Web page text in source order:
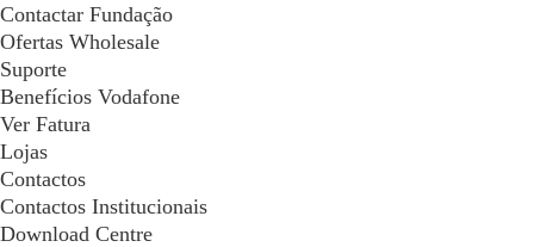
Contactar Fundação
Ofertas Wholesale
Suporte
Benefícios Vodafone
Ver Fatura
Lojas
Contactos
Contactos Institucionais
Download Centre